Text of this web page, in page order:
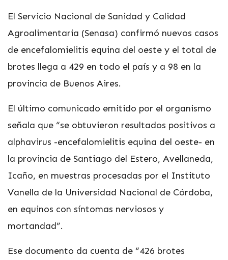
El Servicio Nacional de Sanidad y Calidad
Agroalimentaria (Senasa) confirmó nuevos casos
de encefalomielitis equina del oeste y el total de
brotes llega a 429 en todo el país y a 98 en la
provincia de Buenos Aires.
El último comunicado emitido por el organismo
señala que “se obtuvieron resultados positivos a
alphavirus -encefalomielitis equina del oeste- en
la provincia de Santiago del Estero, Avellaneda,
Icaño, en muestras procesadas por el Instituto
Vanella de la Universidad Nacional de Córdoba,
en equinos con síntomas nerviosos y
mortandad”.
Ese documento da cuenta de “426 brotes